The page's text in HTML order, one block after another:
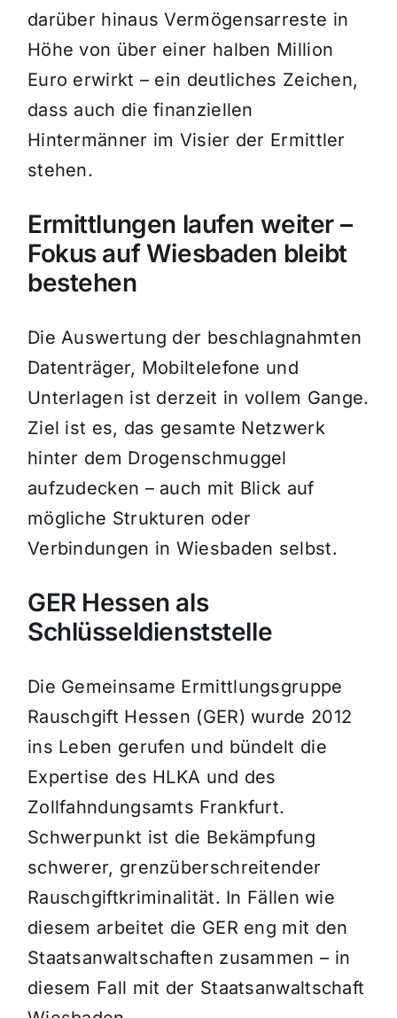
darüber hinaus Vermögensarreste in
Höhe von über einer halben Million
Euro erwirkt – ein deutliches Zeichen,
dass auch die finanziellen
Hintermänner im Visier der Ermittler
stehen.
Ermittlungen laufen weiter –
Fokus auf Wiesbaden bleibt
bestehen
Die Auswertung der beschlagnahmten
Datenträger, Mobiltelefone und
Unterlagen ist derzeit in vollem Gange.
Ziel ist es, das gesamte Netzwerk
hinter dem Drogenschmuggel
aufzudecken – auch mit Blick auf
mögliche Strukturen oder
Verbindungen in Wiesbaden selbst.
GER Hessen als
Schlüsseldienststelle
Die Gemeinsame Ermittlungsgruppe
Rauschgift Hessen (GER) wurde 2012
ins Leben gerufen und bündelt die
Expertise des HLKA und des
Zollfahndungsamts Frankfurt.
Schwerpunkt ist die Bekämpfung
schwerer, grenzüberschreitender
Rauschgiftkriminalität. In Fällen wie
diesem arbeitet die GER eng mit den
Staatsanwaltschaften zusammen – in
diesem Fall mit der Staatsanwaltschaft